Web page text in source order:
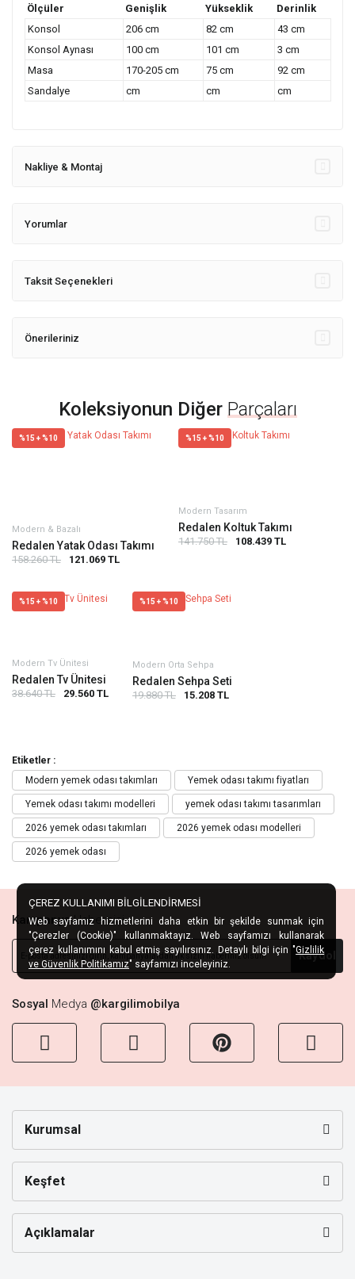
Ölçüler Genişlik Yükseklik
Derinlik
Konsol
206 cm 82 cm
43 cm
Konsol Aynası
100 cm 101 cm
3 cm
Masa
170-205 cm 75 cm
92 cm
Sandalye
cm cm cm
Nakliye & Montaj
Yorumlar
Taksit Seçenekleri
Önerileriniz
Koleksiyonun Diğer Parçaları
%15 + %10
Modern & Bazalı
Redalen Yatak Odası Takımı
158.260 TL 121.069 TL
%15 + %10
Modern Tasarım
Redalen Koltuk Takımı
141.750 TL 108.439 TL
%15 + %10
Modern Tv Ünitesi
Redalen Tv Ünitesi
38.640 TL 29.560 TL
%15 + %10
Modern Orta Sehpa
Redalen Sehpa Seti
19.880 TL 15.208 TL
Etiketler :
Modern yemek odası takımları
Yemek odası takımı fiyatları
Yemek odası takımı modelleri yemek odası takımı tasarımları
2026 yemek odası takımları 2026 yemek odası modelleri
2026 yemek odası
KampanyaHabercisi
Kaydol
Sosyal Medya @kargilimobilya
Kurumsal
Keşfet
Açıklamalar
ÇEREZ KULLANIMI BİLGİLENDİRMESİ
Web sayfamız hizmetlerini daha etkin bir şekilde sunmak için
"Çerezler (Cookie)" kullanmaktayız. Web sayfamızı kullanarak
çerez kullanımını kabul etmiş sayılırsınız. Detaylı bilgi için "Gizlilik
ve Güvenlik Politikamız" sayfamızı inceleyiniz.